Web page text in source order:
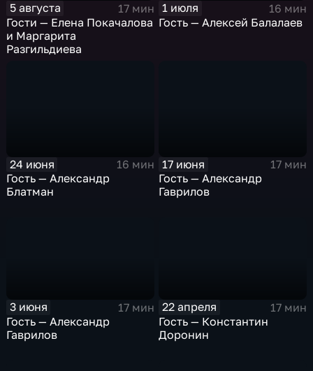
5 августа
17 мин
Гости — Елена Покачалова
и Маргарита
Разгильдиева
1 июля
16 мин
Гость — Алексей Балалаев
24 июня
16 мин
Гость — Александр
Блатман
17 июня
17 мин
Гость — Александр
Гаврилов
3 июня
17 мин
Гость — Александр
Гаврилов
22 апреля
17 мин
Гость — Константин
Доронин